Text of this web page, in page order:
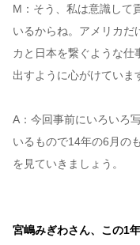
M：そう、私は意識して
いるからね。アメリカだ
カと日本を繋ぐような仕
出すように心がけていま
A：今回事前にいろいろ
いるもので14年の6月の
を見ていきましょう。
宮嶋みぎわさん、この1